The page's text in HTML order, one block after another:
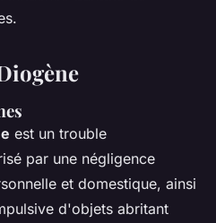
est un trouble
par une négligence
et domestique, ainsi
d'objets abritant